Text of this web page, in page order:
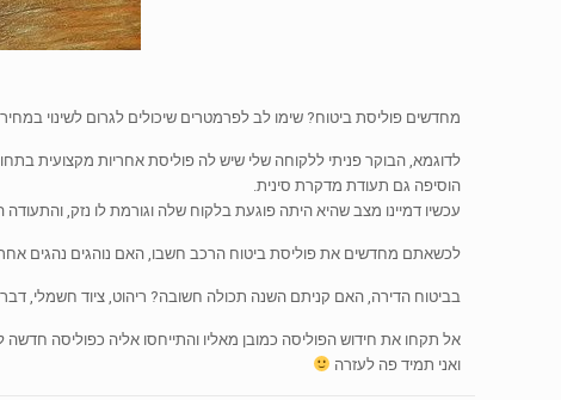
מחדשים פוליסת ביטוח? שימו לב לפרמטרים שיכולים לגרום לשינוי
לדוגמא, הבוקר פניתי ללקוחה שלי שיש לה פוליסת אחריות מקצועית
הוסיפה גם תעודת מדקרת סינית.
עכשיו דמיינו מצב שהיא היתה פוגעת בלקוח שלה וגורמת לו נזק, והתעודה
לכשאתם מחדשים את פוליסת ביטוח הרכב חשבו, האם נוהגים נהגים
בביטוח הדירה, האם קניתם השנה תכולה חשובה? ריהוט, ציוד חשמלי,
אל תקחו את חידוש הפוליסה כמובן מאליו והתייחסו אליה כפוליסה חדשה
ואני תמיד פה לעזרה